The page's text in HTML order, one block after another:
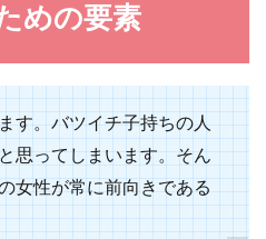
方法
うようなったりすると、「もしかして
めの要素
す。バツイチ子持ちの人
思ってしまいます。そん
女性が常に前向きである